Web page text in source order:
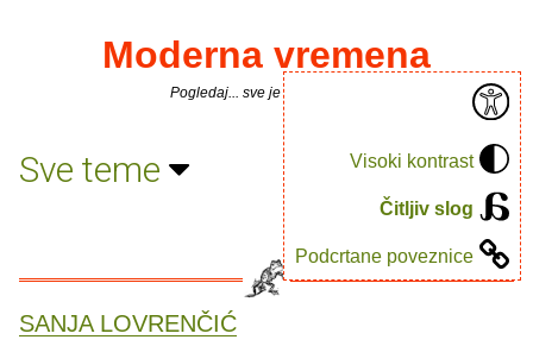
Visoki kontrast
Čitljiv slog
Podcrtane poveznice
Moderna vremena
Pogledaj... sve je puno knjiga.
Sve teme
SANJA LOVRENČIĆ